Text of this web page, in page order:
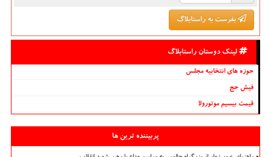
بفرست به راستابلاگ
لینک دوستان راستابلاگ
حوزه های انتخابیه مجلس
فیش حج
قیمت بیسیم موتورولا
پربیننده ترین ها